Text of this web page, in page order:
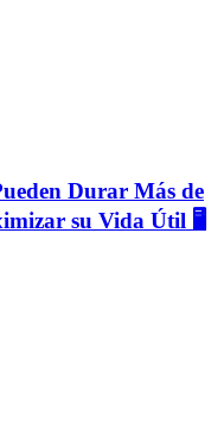
Durar Más de
su Vida Útil 🖥️